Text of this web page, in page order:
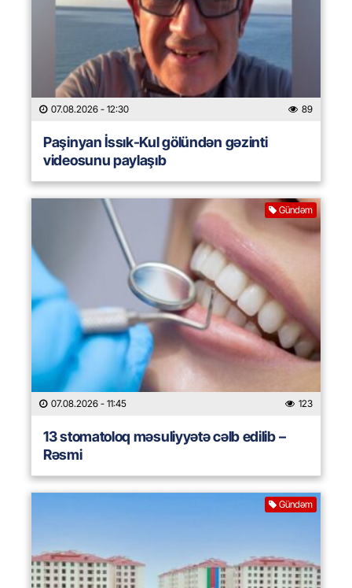
07.08.2026 - 12:30 89
Paşinyan İssık-Kul gölündən gəzinti
videosunu paylaşıb
Gündəm
07.08.2026 - 11:45 123
13 stomatoloq məsuliyyətə cəlb edilib –
Rəsmi
Gündəm